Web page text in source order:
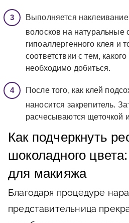
Выполняется
волосков на натуральные
гипоаллергенного клея и
соответствии с тем,
необходимо добиться.
После того, как клей
наносится закрепитель.
расчесываются щеточкой
Как подчеркнуть
шоколадного
для макияжа
Благодаря процедуре
представительница